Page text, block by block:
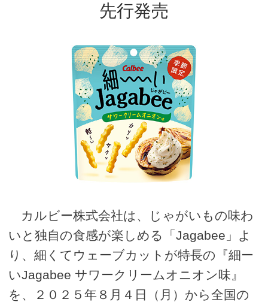
先行発売
カルビー株式会社は、じゃがいもの味わ
いと独自の食感が楽しめる「Jagabee」よ
り、細くてウェーブカットが特長の『細ー
いJagabee サワークリームオニオン味』
を、２０２５年８月４日（月）から全国の